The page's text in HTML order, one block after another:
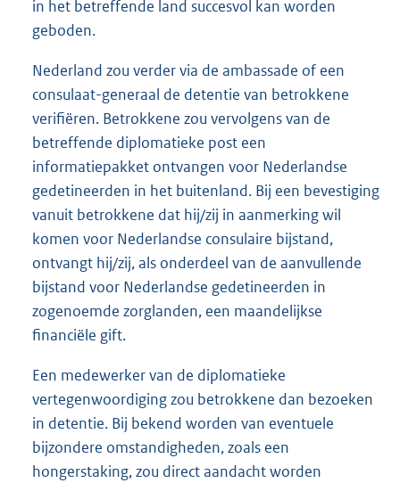
in het betreffende land succesvol kan worden
geboden.
Nederland zou verder via de ambassade of een
consulaat-generaal de detentie van betrokkene
verifiëren. Betrokkene zou vervolgens van de
betreffende diplomatieke post een
informatiepakket ontvangen voor Nederlandse
gedetineerden in het buitenland. Bij een bevestiging
vanuit betrokkene dat hij/zij in aanmerking wil
komen voor Nederlandse consulaire bijstand,
ontvangt hij/zij, als onderdeel van de aanvullende
bijstand voor Nederlandse gedetineerden in
zogenoemde zorglanden, een maandelijkse
financiële gift.
Een medewerker van de diplomatieke
vertegenwoordiging zou betrokkene dan bezoeken
in detentie. Bij bekend worden van eventuele
bijzondere omstandigheden, zoals een
hongerstaking, zou direct aandacht worden